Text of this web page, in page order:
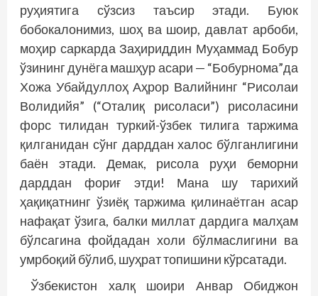
руҳиятига сўзсиз таъсир этади. Буюк
бобокалонимиз, шоҳ ва шоир, давлат арбоби,
моҳир саркарда Заҳириддин Муҳаммад Бобур
ўзининг дунёга машҳур асари — “Бобурнома”да
Хожа Убайдуллоҳ Аҳрор Валийнинг “Рисолаи
Волидийя” (“Оталиқ рисоласи”) рисоласини
форс тилидан туркий-ўзбек тилига таржима
қилганидан сўнг дарддан халос бўлганлигини
баён этади. Демак, рисола руҳи беморни
дарддан фориғ этди! Мана шу тарихий
ҳақиқатнинг ўзиёқ таржима қилинаётган асар
нафақат ўзига, балки миллат дардига малҳам
бўлсагина фойдадан холи бўлмаслигини ва
умрбоқий бўлиб, шуҳрат топишини кўрсатади.
Ўзбекистон халқ шоири Анвар Обиджон